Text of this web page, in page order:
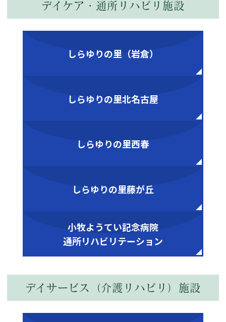
デイケア・通所リハビリ施設
しらゆりの里（岩倉）
しらゆりの里北名古屋
しらゆりの里西春
しらゆりの里藤が丘
小牧ようてい記念病院
通所リハビリテーション
デイサービス（介護リハビリ）施設